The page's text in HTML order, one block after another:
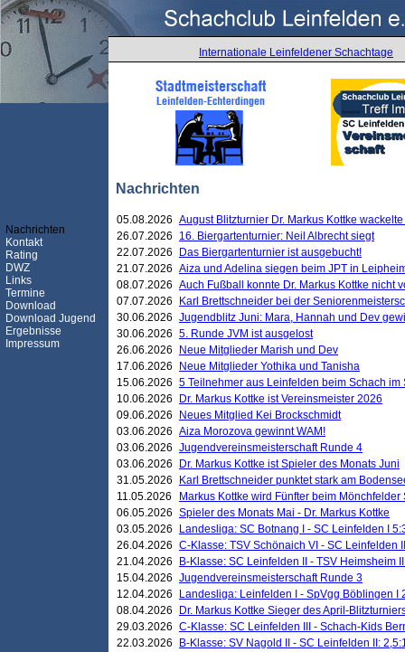
Internationale Leinfeldener Schachtage
Nachrichten
Nachrichten
Kontakt
Rating
DWZ
Links
Termine
Download
Download Jugend
Ergebnisse
Impressum
05.08.2026 August Blitzturnier Dr. Markus Kottke
26.07.2026
16. Biergartenturnier: Neil Albrecht siegt
22.07.2026
Das Biergartenturnier ist ausgebucht!
21.07.2026 Aiza und Adelina siegen beim JPT in
08.07.2026 Auch Fußball konnte Dr. Markus Kottke nicht
07.07.2026
Karl Brettschneider bei der
30.06.2026 Jugendblitz Juni: Mara, Hannah und Dev
30.06.2026 5. Runde JVM ist ausgelost
26.06.2026
Neue Mitglieder Marish und Dev
17.06.2026
Neue Mitglieder Yothika und Tanisha
15.06.2026 5 Teilnehmer aus Leinfelden beim Schach
10.06.2026
Dr. Markus Kottke ist Vereinsmeister 2026
09.06.2026
Neues Mitglied Kei Brockschmidt
03.06.2026 Aiza Morozova gewinnt WAM!
03.06.2026 Jugendvereinsmeisterschaft Runde 4
03.06.2026
Dr. Markus Kottke ist Spieler des Monats Juni
31.05.2026
Karl Brettschneider punktet stark am
11.05.2026
Markus Kottke wird Fünfter beim
06.05.2026 Spieler des Monats Mai - Dr. Markus Kottke
03.05.2026
Landesliga: SC Botnang I - SC Leinfelden I
26.04.2026 C-Klasse: TSV Schönaich VI - SC Leinfelden
21.04.2026
B-Klasse: SC Leinfelden II - TSV Heimsheim
15.04.2026 Jugendvereinsmeisterschaft Runde 3
12.04.2026
Landesliga: Leinfelden I - SpVgg Böblingen I
08.04.2026
Dr. Markus Kottke Sieger des April-
29.03.2026 C-Klasse: SC Leinfelden III - Schach-Kids
22.03.2026
B-Klasse: SV Nagold II - SC Leinfelden II: